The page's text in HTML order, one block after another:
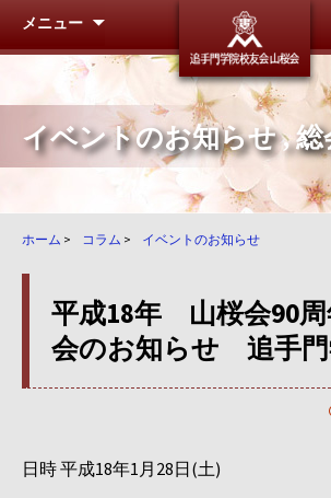
メニュー
イベントのお知らせ,総
ホーム > コラム > イベントのお知らせ
平成18年 山桜会90周
会のお知らせ 追手門
日時 平成18年1月28日(土)